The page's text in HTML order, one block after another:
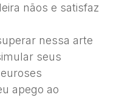
nãos e satisfaz
nessa arte
seus
apego ao